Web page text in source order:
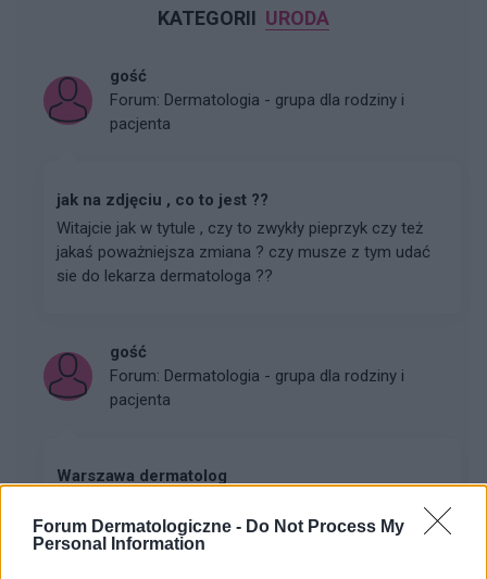
Forum Dermatologiczne - Do Not Process My
Personal Information
KATEGORII URODA
gość
Forum: Dermatologia - grupa dla rodziny i
pacjenta
jak na zdjęciu , co to jest ??
Witajcie jak w tytule , czy to zwykły pieprzyk czy też
jakaś poważniejsza zmiana ? czy musze z tym udać
sie do lekarza dermatologa ??
gość
Forum: Dermatologia - grupa dla rodziny i
pacjenta
Warszawa dermatolog
Warszawie najlepiej w rozsądnych cenach